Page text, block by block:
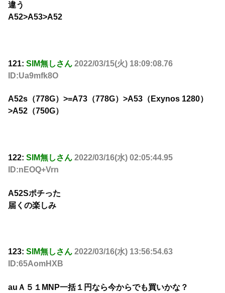
違う
A52>A53>A52
121: SIM無しさん 2022/03/15(火) 18:09:08.76
ID:Ua9mfk8O
A52s（778G）>=A73（778G）>A53（Exynos 1280）
>A52（750G）
122: SIM無しさん 2022/03/16(水) 02:05:44.95
ID:nEOQ+Vrn
A52Sポチった
届くの楽しみ
123: SIM無しさん 2022/03/16(水) 13:56:54.63
ID:65AomHXB
auＡ５１MNP一括１円なら今からでも買いかな？